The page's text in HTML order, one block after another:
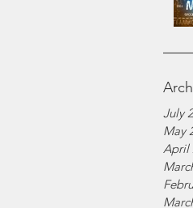
July
May
April